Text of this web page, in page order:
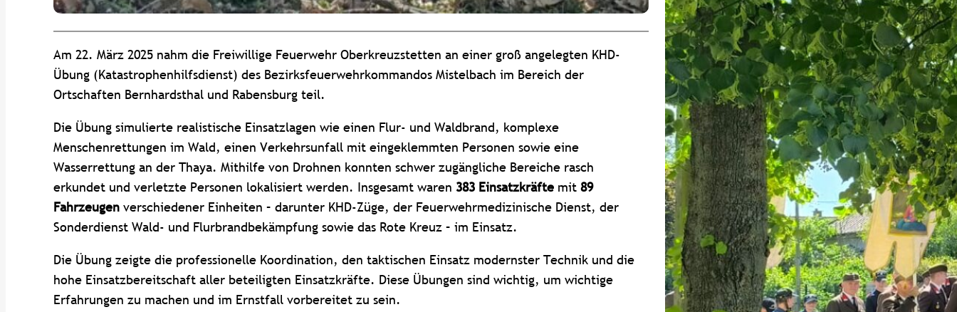
Am 22. März 2025 nahm die Freiwillige Feuerwehr Oberkreuzstetten an einer groß angelegten KHD-
Übung (Katastrophenhilfsdienst) des Bezirksfeuerwehrkommandos Mistelbach im Bereich der
Ortschaften Bernhardsthal und Rabensburg teil.
Die Übung simulierte realistische Einsatzlagen wie einen Flur- und Waldbrand, komplexe
Menschenrettungen im Wald, einen Verkehrsunfall mit eingeklemmten Personen sowie eine
Wasserrettung an der Thaya. Mithilfe von Drohnen konnten schwer zugängliche Bereiche rasch
erkundet und verletzte Personen lokalisiert werden. Insgesamt waren 383 Einsatzkräfte mit89
Fahrzeugen verschiedener Einheiten – darunter KHD-Züge, der Feuerwehrmedizinische Dienst, der
Sonderdienst Wald- und Flurbrandbekämpfung sowie das Rote Kreuz – im Einsatz.
Die Übung zeigte die professionelle Koordination, den taktischen Einsatz modernster Technik und die
hohe Einsatzbereitschaft aller beteiligten Einsatzkräfte. Diese Übungen sind wichtig, um wichtige
Erfahrungen zu machen und im Ernstfall vorbereitet zu sein.